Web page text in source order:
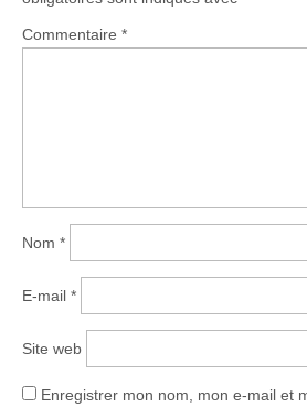
Commentaire *
Nom *
E-mail *
Site web
Enregistrer mon nom, mon e-mail et